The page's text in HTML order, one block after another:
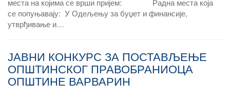
места на којима се врши пријем: Радна места која
се попуњавају: У Одељењу за буџет и финансије,
утврђивање и…
ЈАВНИ КОНКУРС ЗА ПОСТАВЉЕЊЕ
ОПШТИНСКОГ ПРАВОБРАНИОЦА
ОПШТИНЕ ВАРВАРИН